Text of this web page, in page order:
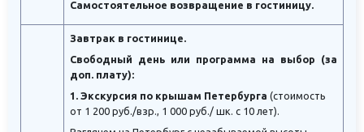
Самостоятельное возвращение в гостиницу.
Завтрак в гостинице.
Свободный день или программа на выбор (за
доп. плату):
1. Экскурсия по крышам Петербурга (стоимость
от 1 200 руб./взр., 1 000 руб./ шк. с 10 лет).